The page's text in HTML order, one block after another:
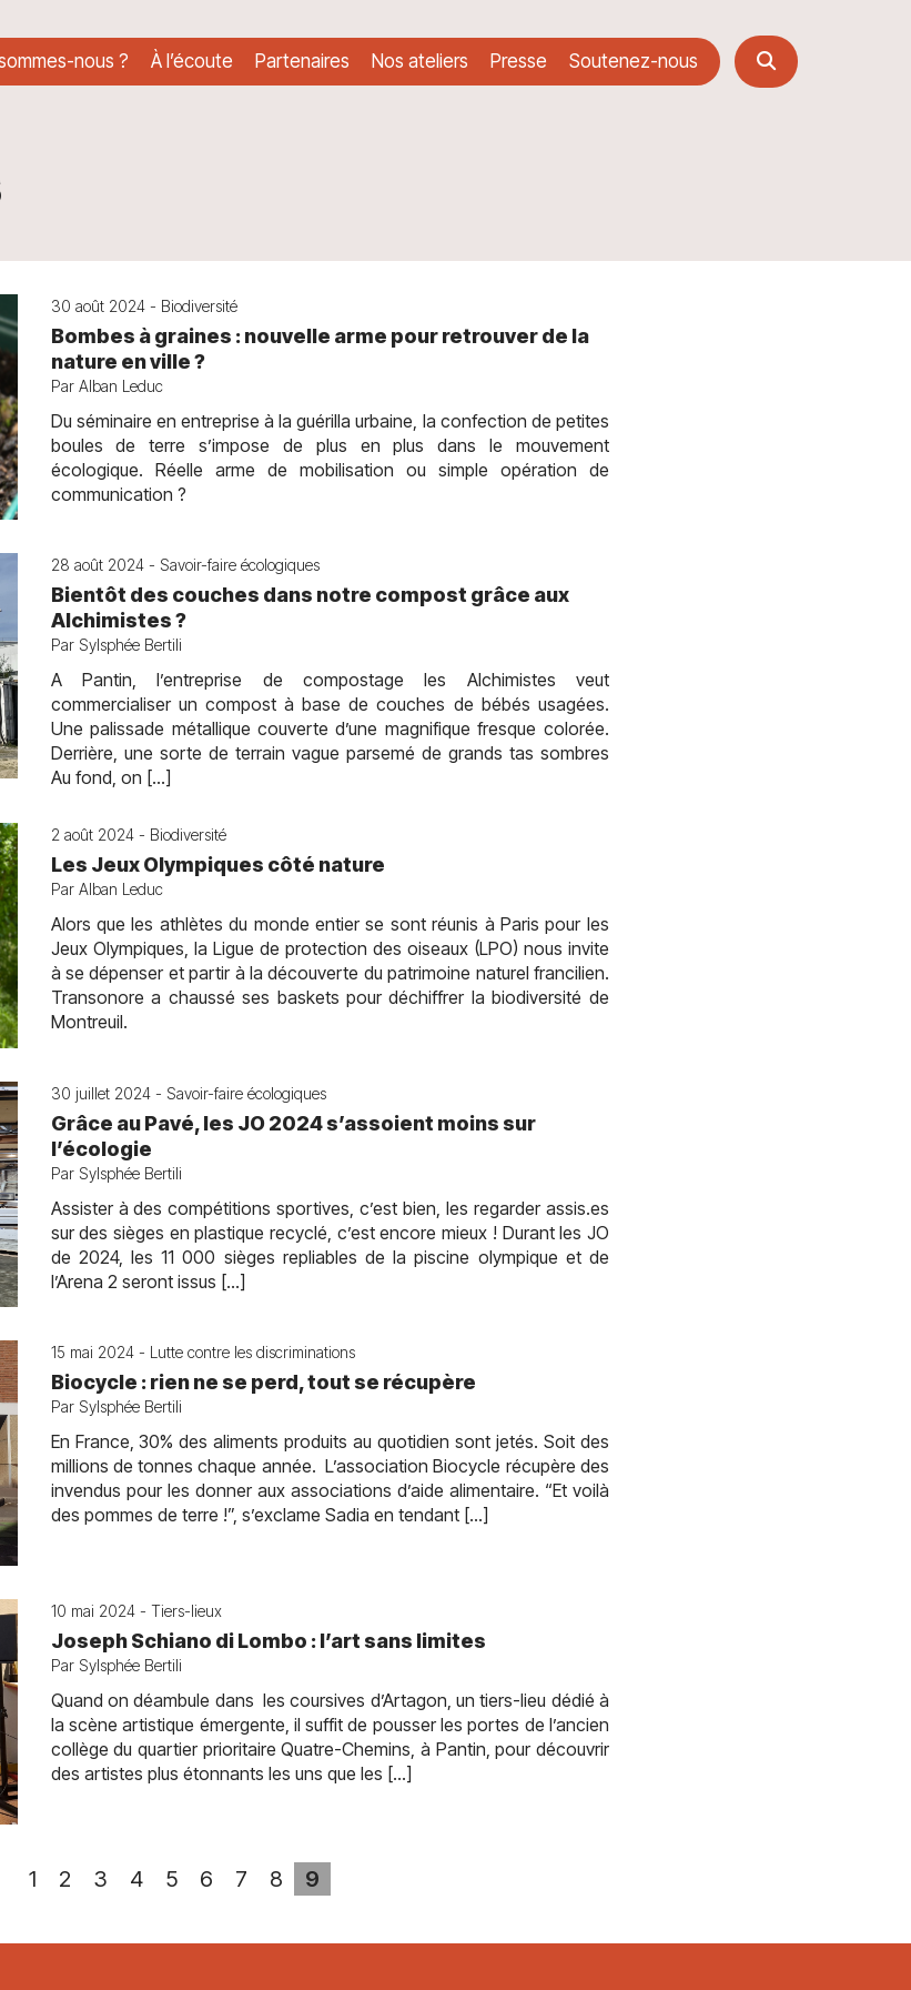
nous ? À l’écoute Partenaires Nos ateliers Presse Soutenez-nous
30 août 2024 - Biodiversité
Bombes à graines : nouvelle arme pour retrouver de la
nature en ville ?
Par Alban Leduc
Du séminaire en entreprise à la guérilla urbaine, la confection de petites
boules de terre s’impose de plus en plus dans le mouvement
écologique. Réelle arme de mobilisation ou simple opération de
communication ?
28 août 2024 - Savoir-faire écologiques
Bientôt des couches dans notre compost grâce aux
Alchimistes ?
Par Sylsphée Bertili
A Pantin, l’entreprise de compostage les Alchimistes veut
commercialiser un compost à base de couches de bébés usagées.
Une palissade métallique couverte d’une magnifique fresque colorée.
Derrière, une sorte de terrain vague parsemé de grands tas sombres
Au fond, on […]
2 août 2024 - Biodiversité
Les Jeux Olympiques côté nature
Par Alban Leduc
Alors que les athlètes du monde entier se sont réunis à Paris pour les
Jeux Olympiques, la Ligue de protection des oiseaux (LPO) nous invite
à se dépenser et partir à la découverte du patrimoine naturel francilien.
Transonore a chaussé ses baskets pour déchiffrer la biodiversité de
Montreuil.
30 juillet 2024 - Savoir-faire écologiques
Grâce au Pavé, les JO 2024 s’assoient moins sur
l’écologie
Par Sylsphée Bertili
Assister à des compétitions sportives, c’est bien, les regarder assis.es
sur des sièges en plastique recyclé, c’est encore mieux ! Durant les JO
de 2024, les 11 000 sièges repliables de la piscine olympique et de
l’Arena 2 seront issus […]
15 mai 2024 - Lutte contre les discriminations
Biocycle : rien ne se perd, tout se récupère
Par Sylsphée Bertili
En France, 30% des aliments produits au quotidien sont jetés. Soit des
millions de tonnes chaque année. L’association Biocycle récupère des
invendus pour les donner aux associations d’aide alimentaire. “Et voilà
des pommes de terre !”, s’exclame Sadia en tendant […]
10 mai 2024 - Tiers-lieux
Joseph Schiano di Lombo : l’art sans limites
Par Sylsphée Bertili
Quand on déambule dans les coursives d’Artagon, un tiers-lieu dédié à
la scène artistique émergente, il suffit de pousser les portes de l’ancien
collège du quartier prioritaire Quatre-Chemins, à Pantin, pour découvrir
des artistes plus étonnants les uns que les […]
1 2 3 4 5 6 7 8 9